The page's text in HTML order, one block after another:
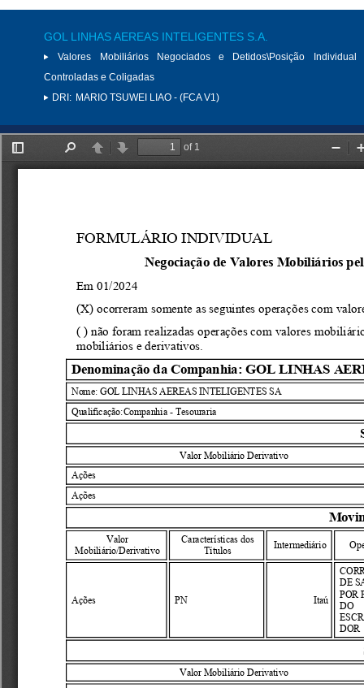
GOL LINHAS AEREAS INTELIGENTES S.A.
Valores Mobiliários Negociados e Detidos\Posição
Controladas e Coligadas
DRI: MARIO TSUWEI LIAO - (FCA V1)